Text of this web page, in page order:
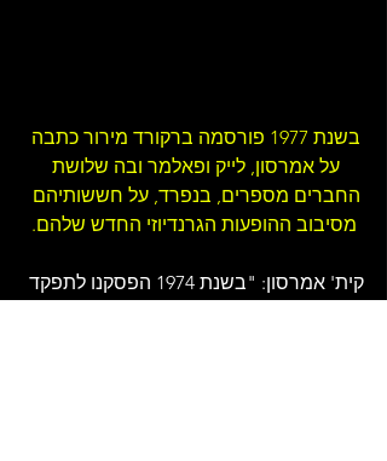
בשנת 1977 פורסמה ברקורד מירור כתבה
על אמרסון, לייק ופאלמר ובה שלושת
החברים מספרים, בנפרד, על חששותיהם
מסיבוב ההופעות הגרנדיוזי החדש שלהם.
קית' אמרסון: "בשנת 1974 הפסקנו לתפקד